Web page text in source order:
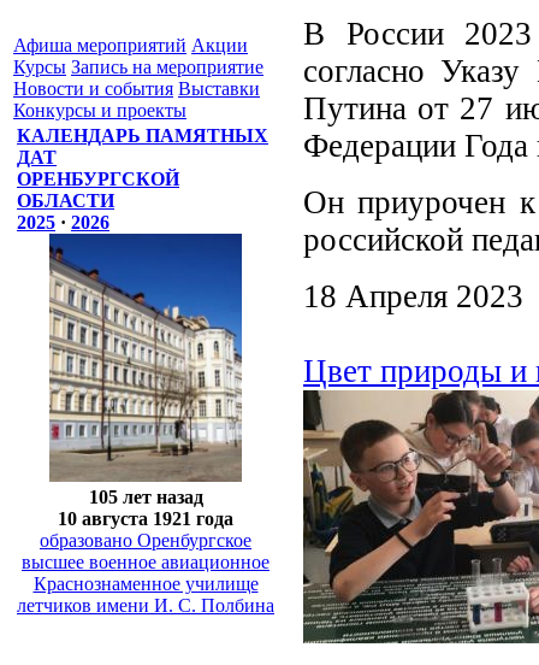
Афиша мероприятий Акции
Курсы Запись на мероприятие
Новости и события Выставки
Конкурсы и проекты
КАЛЕНДАРЬ ПАМЯТНЫХ
ДАТ
ОРЕНБУРГСКОЙ
ОБЛАСТИ
2025 · 2026
105 лет назад
10 августа 1921 года
образовано Оренбургское
высшее военное авиационное
Краснознаменное училище
летчиков имени И. С. Полбина
В России 2023
согласно
Путина от 27
Федерации Года
Он приурочен
российской
18 Апреля 2023
Цвет природы и